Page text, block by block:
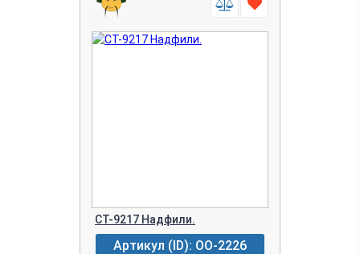
CT-9217 Надфили.
Артикул (ID): OO-2226